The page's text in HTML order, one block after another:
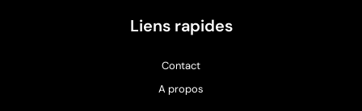
Liens rapides
Contact
A propos